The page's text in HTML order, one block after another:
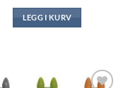
LEGG I KURV